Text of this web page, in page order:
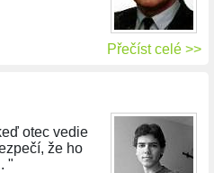
Přečíst celé >>
otec vedie
že ho
"